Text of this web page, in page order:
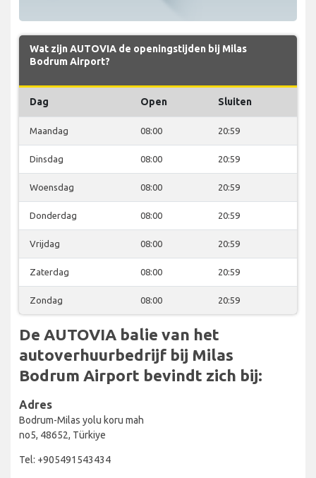
Wat zijn AUTOVIA de openingstijden bij Milas
Bodrum Airport?
Dag Open Sluiten
Maandag 08:00 20:59
Dinsdag 08:00 20:59
Woensdag 08:00 20:59
Donderdag 08:00 20:59
Vrijdag 08:00 20:59
Zaterdag 08:00 20:59
Zondag 08:00 20:59
De AUTOVIA balie van het
autoverhuurbedrijf bij Milas
Bodrum Airport bevindt zich bij:
Adres
Bodrum-Milas yolu koru mah
no5, 48652, Türkiye
Tel: +905491543434